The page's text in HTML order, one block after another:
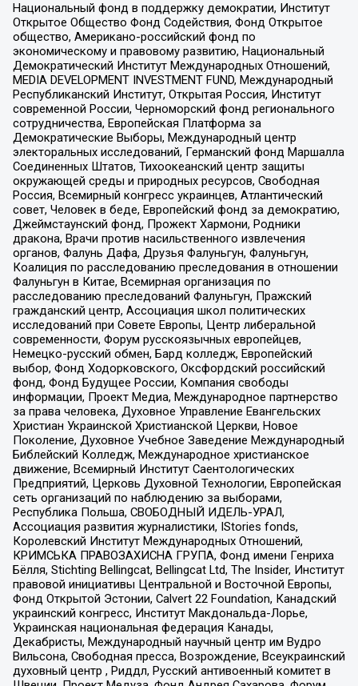
Национальный фонд в поддержку демократии, Институт
Открытое Общество Фонд Содействия, Фонд Открытое
общество, Американо-российский фонд по
экономическому и правовому развитию, Национальный
Демократический Институт Международных Отношений,
MEDIA DEVELOPMENT INVESTMENT FUND, Международный
Республиканский Институт, Открытая Россия, Институт
современной России, Черноморский фонд регионального
сотрудничества, Европейская Платформа за
Демократические Выборы, Международный центр
электоральных исследований, Германский фонд Маршалла
Соединенных Штатов, Тихоокеанский центр защиты
окружающей среды и природных ресурсов, Свободная
Россия, Всемирный конгресс украинцев, Атлантический
совет, Человек в беде, Европейский фонд за демократию,
Джеймстаунский фонд, Прожект Хармони, Родники
дракона, Врачи против насильственного извлечения
органов, Фалунь Дафа, Друзья Фалуньгун, Фалуньгун,
Коалиция по расследованию преследования в отношении
Фалуньгун в Китае, Всемирная организация по
расследованию преследований Фалуньгун, Пражский
гражданский центр, Ассоциация школ политических
исследований при Совете Европы, Центр либеральной
современности, Форум русскоязычных европейцев,
Немецко-русский обмен, Бард колледж, Европейский
выбор, Фонд Ходорковского, Оксфордский российский
фонд, Фонд Будущее России, Компания свободы
информации, Проект Медиа, Международное партнерство
за права человека, Духовное Управление Евангельских
Христиан Украинской Христианской Церкви, Новое
Поколение, Духовное Учебное Заведение Международный
Библейский Колледж, Международное христианское
движение, Всемирный Институт Саентологических
Предприятий, Церковь Духовной Технологии, Европейская
сеть организаций по наблюдению за выборами,
Республика Польша, СВОБОДНЫЙ ИДЕЛЬ-УРАЛ,
Ассоциация развития журналистики, IStories fonds,
Королевский Институт Международных Отношений,
КРИМСЬКА ПРАВОЗАХИСНА ГРУПА, Фонд имени Генриха
Бёлля, Stichting Bellingcat, Bellingcat Ltd, The Insider, Институт
правовой инициативы Центральной и Восточной Европы,
Фонд Открытой Эстонии, Calvert 22 Foundation, Канадский
украинский конгресс, Институт Макдональда-Лорье,
Украинская национальная федерация Канады,
Декабристы, Международный научный центр им Вудро
Вильсона, Свободная пресса, Возрождение, Всеукраинский
духовный центр , Риддл, Русский антивоенный комитет в